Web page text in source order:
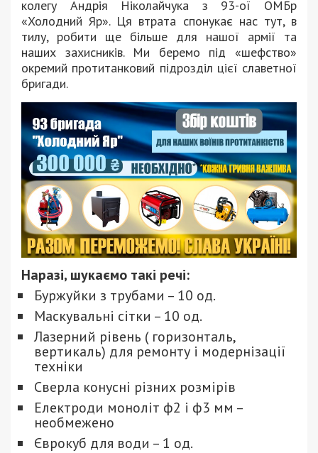
колегу Андрія Ніколайчука з 93-ої ОМБр
«Холодний Яр». Ця втрата спонукає нас тут, в
тилу, робити ще більше для нашої армії та
наших захисників. Ми беремо під «шефство»
окремий протитанковий підрозділ цієї славетної
бригади.
Наразі, шукаємо такі речі:
Буржуйки з трубами – 10 од.
Маскувальні сітки – 10 од.
Лазерний рівень ( горизонталь,
вертикаль) для ремонту і модернізації
техніки
Сверла конусні різних розмірів
Електроди моноліт ф2 і ф3 мм –
необмежено
Єврокуб для води – 1 од.